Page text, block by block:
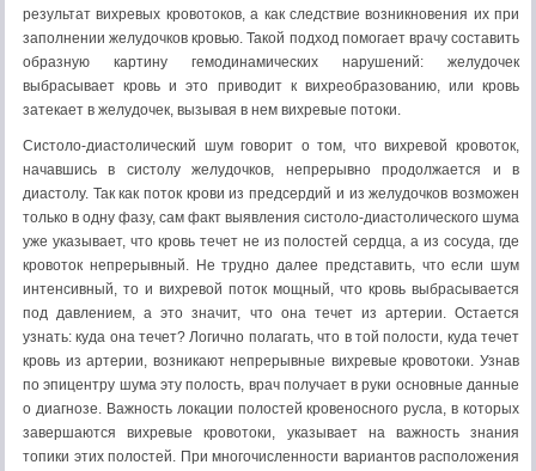
результат вихревых кровотоков, а как следствие возникновения их при
заполнении желудочков кровью. Такой подход помогает врачу составить
образную картину гемодинамических нарушений: желудочек
выбрасывает кровь и это приводит к вихреобразованию, или кровь
затекает в желудочек, вызывая в нем вихревые потоки.
Систоло-диастолический шум говорит о том, что вихревой кровоток,
начавшись в систолу желудочков, непрерывно продолжается и в
диастолу. Так как поток крови из предсердий и из желудочков возможен
только в одну фазу, сам факт выявления систоло-диастолического шума
уже указывает, что кровь течет не из полостей сердца, а из сосуда, где
кровоток непрерывный. Не трудно далее представить, что если шум
интенсивный, то и вихревой поток мощный, что кровь выбрасывается
под давлением, а это значит, что она течет из артерии. Остается
узнать: куда она течет? Логично полагать, что в той полости, куда течет
кровь из артерии, возникают непрерывные вихревые кровотоки. Узнав
по эпицентру шума эту полость, врач получает в руки основные данные
о диагнозе. Важность локации полостей кровеносного русла, в которых
завершаются вихревые кровотоки, указывает на важность знания
топики этих полостей. При многочисленности вариантов расположения